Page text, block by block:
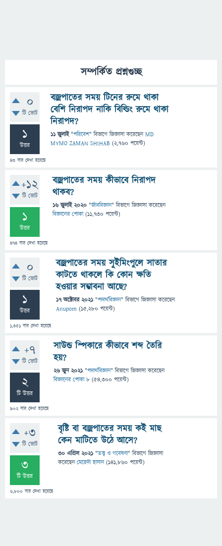
সম্পর্কিত প্রশ্নগুচ্ছ
0
টি ভোট
1
উত্তর
43 বার দেখা হয়েছে
বজ্রপাতের সময় টিনের রুমে থাকা
বেশি নিরাপদ নাকি বিল্ডিং রুমে থাকা
নিরাপদ?
11 জুলাই "পরিবেশ" বিভাগে জিজ্ঞাসাকরেছেনMD
MYMO ZAMAN SHIHAB (2,760 পয়েন্ট)
+12
টি ভোট
1
উত্তর
474 বার দেখা হয়েছে
বজ্রপাতের সময় কীভাবে নিরাপদ
থাকব?
16 জুলাই 2020 "জীববিজ্ঞান" বিভাগে জিজ্ঞাসাকরেছেন
বিজ্ঞানের পোকা (11,730 পয়েন্ট)
0
টি ভোট
1
উত্তর
1,351 বার দেখা হয়েছে
বজ্রপাতের সময় সুইমিংপুলে সাতার
কাটতে থাকলে কি কোন ক্ষতি
হওয়ার সম্ভাবনা আছে?
17 অক্টোবর 2021 "পদার্থবিজ্ঞান" বিভাগে জিজ্ঞাসাকরেছেন
Anupom (15,280 পয়েন্ট)
+7
টি ভোট
2
টি উত্তর
902বার দেখা হয়েছে
সাউন্ড স্পিকারে কীভাবে শব্দ তৈরি
হয়?
26 জুন 2021 "পদার্থবিজ্ঞান" বিভাগে জিজ্ঞাসাকরেছেন
বিজ্ঞানের পোকা ৮ (54,300 পয়েন্ট)
+3
টি ভোট
3
টি উত্তর
6,800 বার দেখা হয়েছে
বৃষ্টি বা বজ্রপাতের সময় কই মাছ
কেন মাটিতে উঠে আসে?
30 এপ্রিল 2021 "তত্ত্ব ও গবেষণা" বিভাগে জিজ্ঞাসা
করেছেনমেহেদী হাসান (141,860 পয়েন্ট)